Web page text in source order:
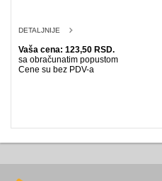
DETALJNIJE
Vaša cena: 123,50 RSD.
sa obračunatim popustom
Cene su bez PDV-a